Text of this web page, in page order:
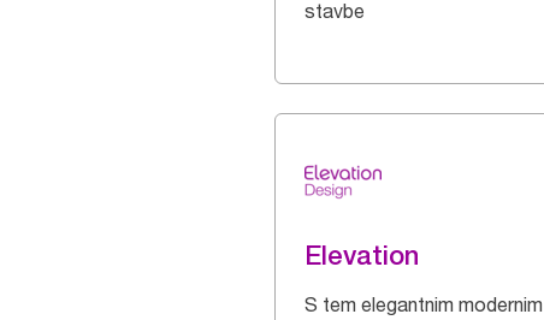
stavbe
Elevation
S tem elegantnim modernim